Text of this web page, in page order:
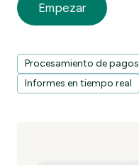
Procesamiento de pagos
Informes en tiempo real
Empezar